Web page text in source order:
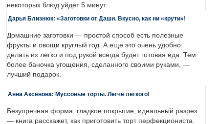
некоторых блюд уйдет 5 минут.
Дарья Близнюк: «Заготовки от Даши. Вкусно, как ни «крути»!
Домашние заготовки — простой способ есть полезные
фрукты и овощи круглый год. А еще это очень удобно:
делать их легко и под рукой всегда будет готовая еда. Тем
более баночка угощения, сделанного своими руками, —
лучший подарок.
Анна Аксёнова: Муссовые торты. Легче легкого!
Безупречная форма, гладкое покрытие, идеальный разрез
— книга расскажет, как приготовить торт перфекциониста.